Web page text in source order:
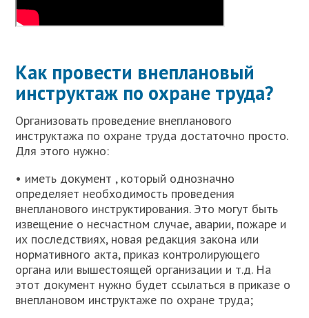
Как провести внеплановый
инструктаж по охране труда?
Организовать проведение внепланового
инструктажа по охране труда достаточно просто.
Для этого нужно:
• иметь документ , который однозначно
определяет необходимость проведения
внепланового инструктирования. Это могут быть
извещение о несчастном случае, аварии, пожаре и
их последствиях, новая редакция закона или
нормативного акта, приказ контролирующего
органа или вышестоящей организации и т.д. На
этот документ нужно будет ссылаться в приказе о
внеплановом инструктаже по охране труда;